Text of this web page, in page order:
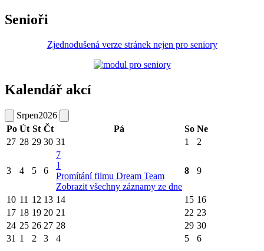
Senioři
Zjednodušená verze stránek nejen pro seniory
Kalendář akcí
Srpen2026
Po Út St Čt Pá So Ne
27 28 29 30 31 1 2
3 4 5 6
7
1
Promítání filmu Dream Team
Zobrazit všechny záznamy ze dne
8 9
10 11 12 13 14 15 16
17 18 19 20 21 22 23
24 25 26 27 28 29 30
31 1 2 3 4 5 6